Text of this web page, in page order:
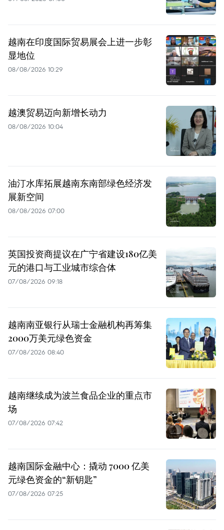
越南在印度国际贸易展会上进一步彰
显地位
08/08/2026 10:29
越澳贸易迈向新增长动力
08/08/2026 10:04
油汀水库拓展越南东南部绿色经济发
展新空间
08/08/2026 07:00
英国投资商提议在广宁省建设180亿美
元的港口与工业城市综合体
07/08/2026 09:18
越南南亚银行从瑞士金融机构再筹集
2000万美元绿色资金
07/08/2026 08:40
越南继续成为波兰食品企业的重点市
场
07/08/2026 07:42
越南国际金融中心：撬动 7000 亿美
元绿色资金的“新钥匙”
07/08/2026 07:25